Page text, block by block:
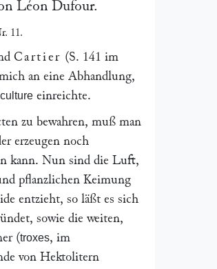
Léon Dufour.
11.
Cartier (S. 141 im
an eine Abhandlung,
einreichte.
zu bewahren, muß man
erzeugen noch
kann. Nun sind die Luft,
pflanzlichen Keimung
entzieht, so läßt es sich
sowie die weiten,
(troxes, im
von Hektolitern